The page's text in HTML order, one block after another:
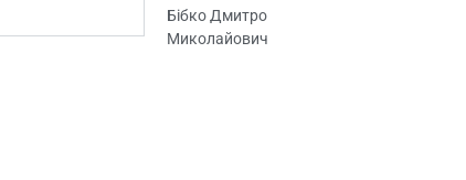
Бібко Дмитро
Миколайович